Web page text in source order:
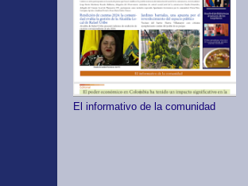
El informativo de la comunidad